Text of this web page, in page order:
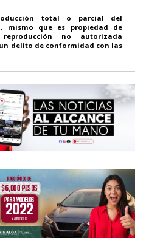
total o parcial del
mismo que es propiedad de
reproducción no autorizada
delito de conformidad con las